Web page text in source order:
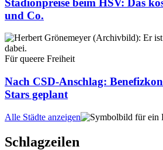
und Co.
Für queere Freiheit
Nach CSD-Anschlag:
Stars geplant
Alle Städte anzeigen
Schlagzeilen